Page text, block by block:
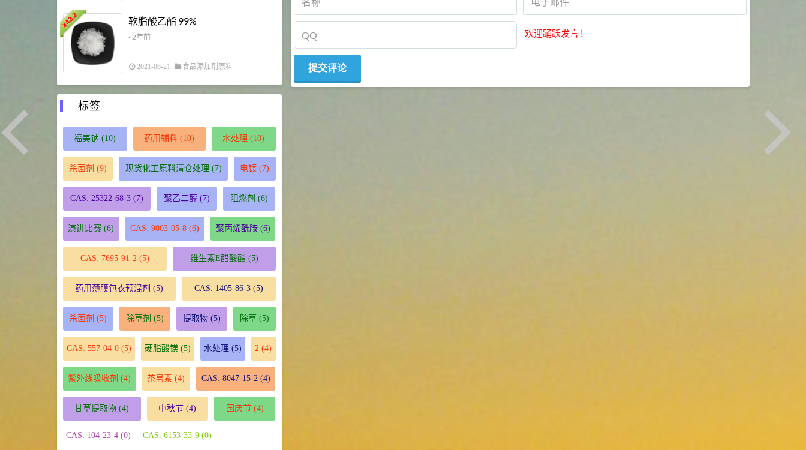
欢迎踊跃发言！
¥
43.2 软脂酸乙酯 99%
- 2年前
2021-06-21 食品添加剂原料
34.8 10 DL-蛋氨酸 99%
标签
福美钠 (10) 药用辅料 (10) 水处理 (10)
杀菌剂 (9) 现货化工原料清仓处理 (7) 电镀 (7)
CAS: 25322-68-3(7) 聚乙二醇(7) 阻燃剂 (6)
演讲比赛 (6) CAS: 9003-05-8 (6) 聚丙烯酰胺(6)
CAS: 7695-91-2 (5) 维生素E醋酸酯(5)
药用薄膜包衣预混剂 (5) CAS: 1405-86-3(5)
杀菌剂 (5) 除草剂 (5) 提取物(5) 除草(5)
CAS: 557-04-0(5) 硬脂酸镁(5) 水处理 (5) 2 (4)
紫外线吸收剂 (4) 茶皂素 (4) CAS: 8047-15-2 (4)
甘草提取物 (4) 中秋节 (4) 国庆节(4)
CAS: 104-23-4 (0) CAS: 6153-33-9 (0)